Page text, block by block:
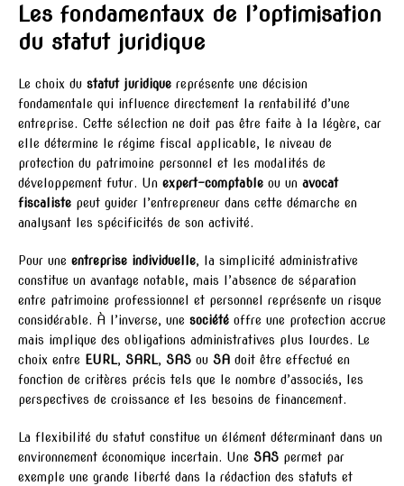
Les fondamentaux de l’optimisation
du statut juridique
Le choix du statut juridique représente une décision
fondamentale qui influence directement la rentabilité d’une
entreprise. Cette sélection ne doit pas être faite à la légère, car
elle détermine le régime fiscal applicable, le niveau de
protection du patrimoine personnel et les modalités de
développement futur. Un expert-comptable ou un avocat
fiscaliste peut guider l’entrepreneur dans cette démarche en
analysant les spécificités de son activité.
Pour une entreprise individuelle, la simplicité administrative
constitue un avantage notable, mais l’absence de séparation
entre patrimoine professionnel et personnel représente un risque
considérable. À l’inverse, une société offre une protection accrue
mais implique des obligations administratives plus lourdes. Le
choix entre EURL, SARL, SAS ou SA doit être effectué en
fonction de critères précis tels que le nombre d’associés, les
perspectives de croissance et les besoins de financement.
La flexibilité du statut constitue un élément déterminant dans un
environnement économique incertain. Une SAS permet par
exemple une grande liberté dans la rédaction des statuts et